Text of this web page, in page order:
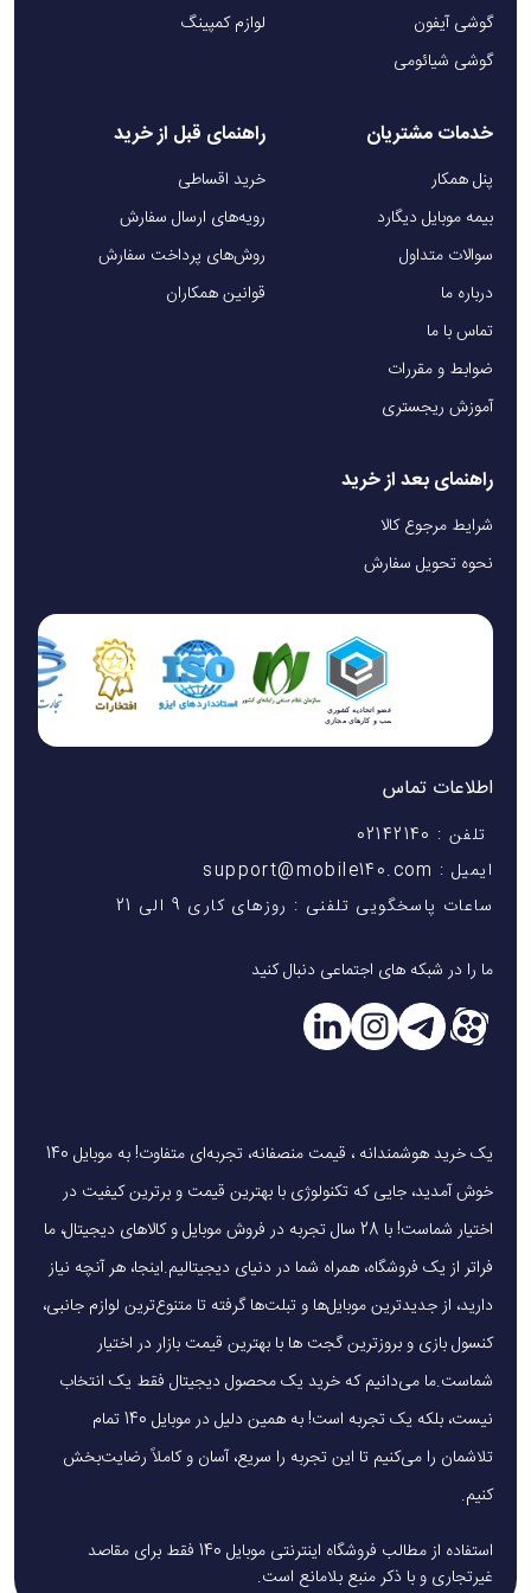
خورشیدی گرین لاین Solar 2
این فناوری با تمامی دستگاه هایی که از استاندارد USB Power
Delivery پشتیبانی می کنند، سازگار است، از جمله:
(مثل MacBook Air)
یک پاوربانک، چند کاربرد – بدون نیاز به چند شارژر.
دستگاه را تنظیم می کند و از مشکلات رایجی مانند:
جلوگیری می نماید. این یعنی شارژی سریع ولی ایمن و مطمئن.
گوشی آیفون
گوشی شیائومی
لوازم کمپینگ
خدمات مشتریان
پنل همکار
بیمه موبایل دیگارد
سوالات متداول
درباره ما
تماس با ما
ضوابط و مقررات
آموزش ریجستری
راهنمای قبل از خرید
خرید اقساطی
رویه‌های ارسال سفارش
روش‌های پرداخت سفارش
قوانین همکاران
راهنمای بعد از خرید
شرایط مرجوع کالا
نحوه تحویل سفارش
اطلاعات تماس
تلفن : 02142140
ایمیل : support@mobile140.com
ساعات پاسخگویی تلفنی : روزهای کاری 9 الی 21
ما را در شبکه های اجتماعی دنبال کنید
یک خرید هوشمندانه ، قیمت منصفانه، تجربه‌ای متفاوت! به موبایل 140
خوش آمدید، جایی که تکنولوژی با بهترین قیمت و برترین کیفیت در
اختیار شماست! با 28 سال تجربه در فروش موبایل و کالاهای دیجیتال، ما
فراتر از یک فروشگاه، همراه شما در دنیای دیجیتالیم.اینجا، هر آنچه نیاز
دارید، از جدیدترین موبایل‌ها و تبلت‌ها گرفته تا متنوع‌ترین لوازم جانبی،
کنسول بازی و بروزترین گجت ها با بهترین قیمت بازار در اختیار
شماست.ما می‌دانیم که خرید یک محصول دیجیتال فقط یک انتخاب
نیست، بلکه یک تجربه است! به همین دلیل در موبایل 140 تمام
تلاشمان را می‌کنیم تا این تجربه را سریع، آسان و کاملاً رضایت‌بخش
کنیم.
استفاده از مطالب فروشگاه اینترنتی موبایل 140 فقط برای مقاصد
غیرتجاری و با ذکر منبع بلامانع است.